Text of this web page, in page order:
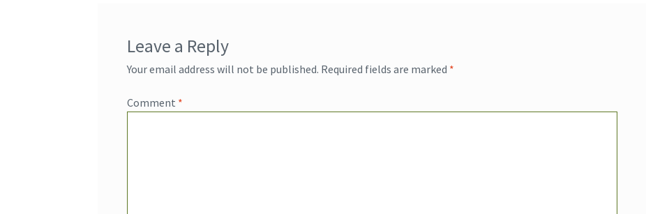
Leave a Reply
Your email address will not be published. Required fields are marked *
Comment *